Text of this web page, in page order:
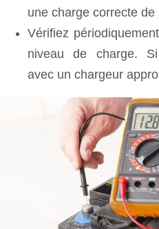
une charge correcte de
Vérifiez
niveau de charge. Si
avec un chargeur